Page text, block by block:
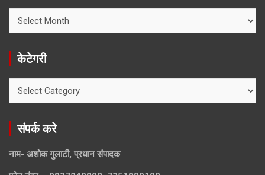
खोजे
केटेगरी
संपर्क करे
नाम- अशोक गुलाटी, प्रधान संपादक